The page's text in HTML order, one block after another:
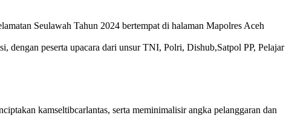
Seulawah Tahun 2024 bertempat di halaman Mapolres Aceh
dengan peserta upacara dari unsur TNI, Polri, Dishub,Satpol PP, Pelajar
kamseltibcarlantas, serta meminimalisir angka pelanggaran dan